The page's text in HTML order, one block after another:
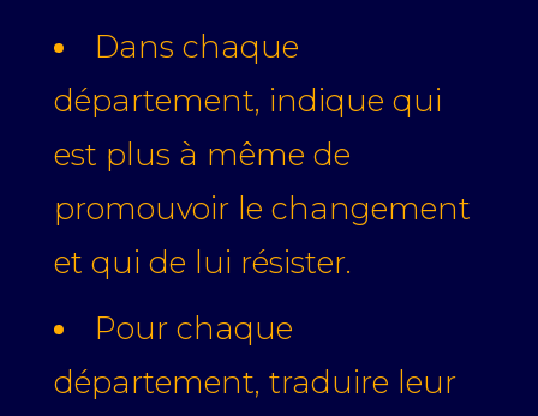
Dans chaque
département, indique qui
est plus à même de
promouvoir le changement
et qui de lui résister.
Pour chaque
département, traduire leur